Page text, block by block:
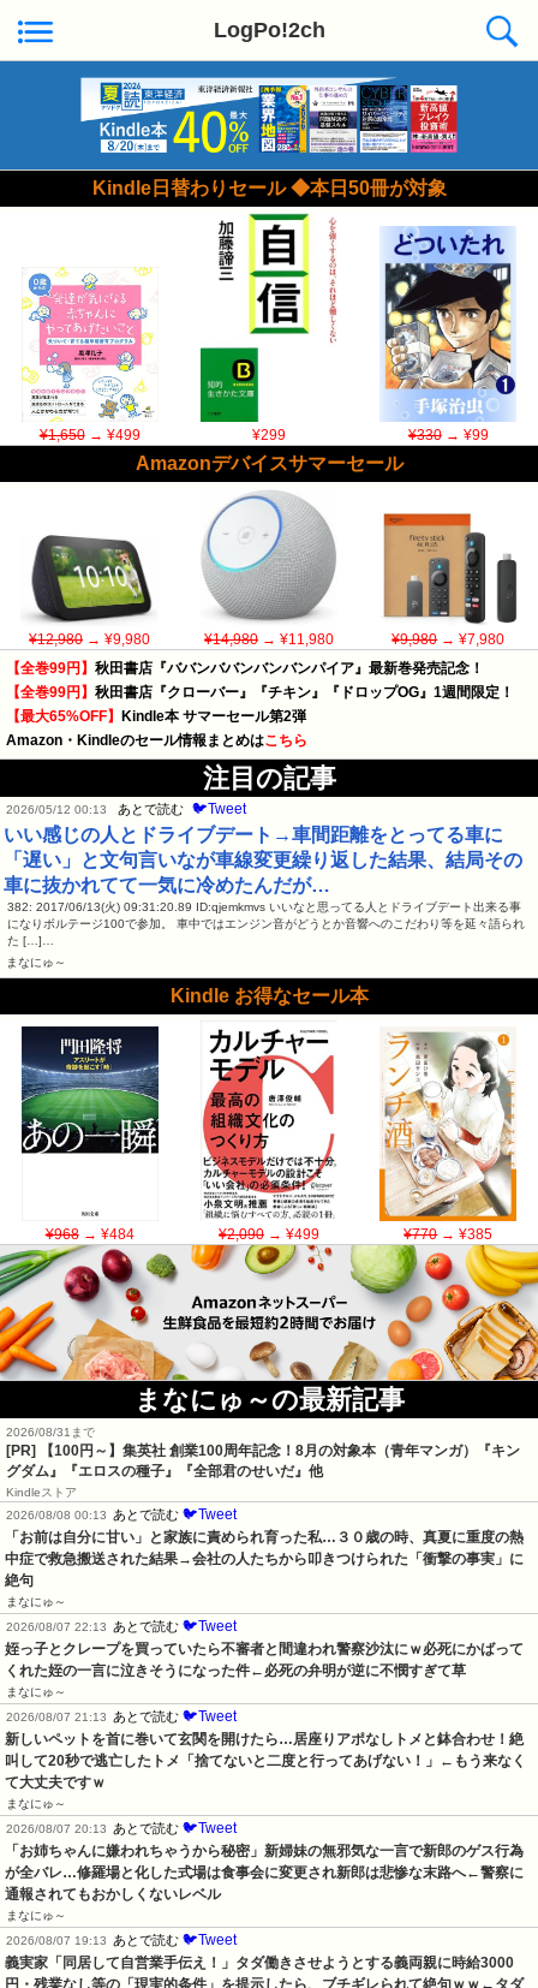
LogPo!2ch
Kindle日替わりセール ◆本日50冊が対象
¥1,650→ ¥499 ¥299 ¥330→ ¥99
Amazonデバイスサマーセール
¥12,980→ ¥9,980 ¥14,980→ ¥11,980 ¥9,980→ ¥7,980
【全巻99円】 秋田書店『ババンババンバンバンパイア』最新巻発売記念！
【全巻99円】 秋田書店『クローバー』『チキン』『ドロップOG』1週間限定！
【最大65%OFF】
Kindle本 サマーセール第2弾
Amazon・Kindleのセール情報まとめはこちら
注目の記事
2026/05/12 00:13 あとで読む 🐦Tweet
いい感じの人とドライブデート→車間距離をとってる車に
「遅い」と文句言いなが車線変更繰り返した結果、結局その
車に抜かれてて一気に冷めたんだが…
382: 2017/06/13(火) 09:31:20.89 ID:qjemkmvs いいなと思ってる人とドライブデート出来る事
になりボルテージ100で参加。 車中ではエンジン音がどうとか音響へのこだわり等を延々語られ
た […]…
まなにゅ～
Kindle お得なセール本
¥968→ ¥484 ¥2,090→ ¥499 ¥770→ ¥385
まなにゅ～の最新記事
2026/08/31まで
[PR]
【100円～】集英社 創業100周年記念！8月の対象本（青年マンガ）『キン
グダム』『エロスの種子』『全部君のせいだ』他
Kindleストア
2026/08/08 00:13
あとで読む 🐦Tweet
「お前は自分に甘い」と家族に責められ育った私…３０歳の時、真夏に重度の熱
中症で救急搬送された結果→会社の人たちから叩きつけられた「衝撃の事実」に
絶句
まなにゅ～
2026/08/07 22:13
あとで読む 🐦Tweet
姪っ子とクレープを買っていたら不審者と間違われ警察沙汰にｗ必死にかばって
くれた姪の一言に泣きそうになった件←必死の弁明が逆に不憫すぎて草
まなにゅ～
2026/08/07 21:13
あとで読む 🐦Tweet
新しいペットを首に巻いて玄関を開けたら…居座りアポなしトメと鉢合わせ！絶
叫して20秒で逃亡したトメ「捨てないと二度と行ってあげない！」←もう来なく
て大丈夫ですｗ
まなにゅ～
2026/08/07 20:13
あとで読む 🐦Tweet
「お姉ちゃんに嫌われちゃうから秘密」新婦妹の無邪気な一言で新郎のゲス行為
が全バレ…修羅場と化した式場は食事会に変更され新郎は悲惨な末路へ←警察に
通報されてもおかしくないレベル
まなにゅ～
2026/08/07 19:13
あとで読む 🐦Tweet
義実家「同居して自営業手伝え！」タダ働きさせようとする義両親に時給3000
円・残業なし等の「現実的条件」を提示したら、ブチギレられて絶句ｗｗ←タダ